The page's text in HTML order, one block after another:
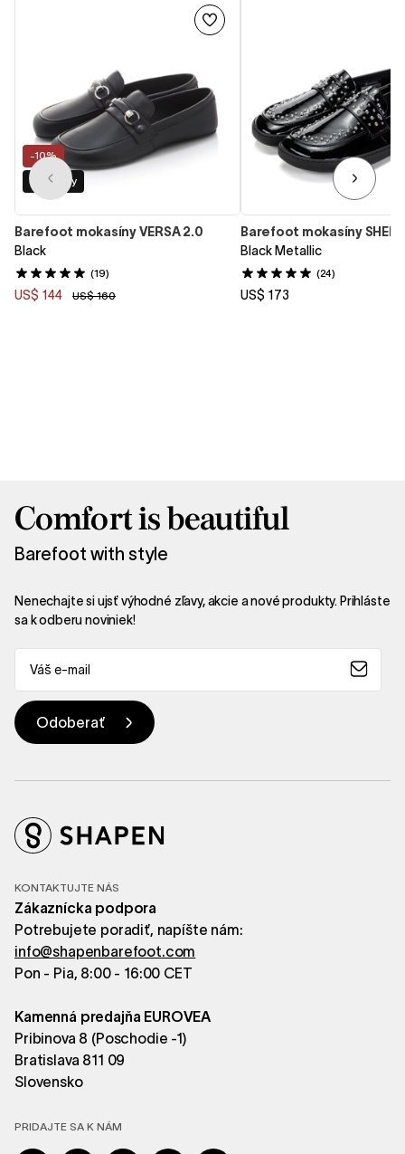
-10%
Dve šírky
Barefoot mokasíny VERSA 2.0
Black
(19)
US$ 144 US$ 160
Barefoot mokasíny SHEEN
Black Metallic
(24)
US$ 173
Comfort is beautiful
Barefoot with style
Nenechajte si ujsť výhodné zľavy, akcie a nové produkty. Prihláste
sa k odberu noviniek!
KONTAKTUJTE NÁS
Zákaznícka podpora
Potrebujete poradiť, napíšte nám:
info@shapenbarefoot.com
Pon - Pia, 8:00 - 16:00 CET
Kamenná predajňa EUROVEA
Pribinova 8 (Poschodie -1)
Bratislava 811 09
Slovensko
PRIDAJTE SA K NÁM